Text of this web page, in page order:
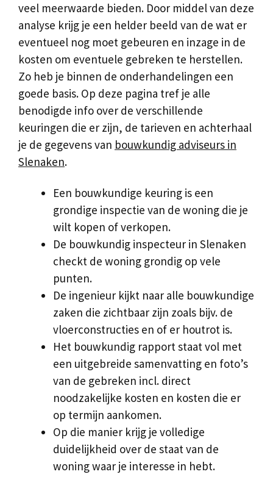
veel meerwaarde bieden. Door middel van deze
analyse krijg je een helder beeld van de wat er
eventueel nog moet gebeuren en inzage in de
kosten om eventuele gebreken te herstellen.
Zo heb je binnen de onderhandelingen een
goede basis. Op deze pagina tref je alle
benodigde info over de verschillende
keuringen die er zijn, de tarieven en achterhaal
je de gegevens van bouwkundig adviseurs in
Slenaken.
Een bouwkundige keuring is een
grondige inspectie van de woning die je
wilt kopen of verkopen.
De bouwkundig inspecteur in Slenaken
checkt de woning grondig op vele
punten.
De ingenieur kijkt naar alle bouwkundige
zaken die zichtbaar zijn zoals bijv. de
vloerconstructies en of er houtrot is.
Het bouwkundig rapport staat vol met
een uitgebreide samenvatting en foto’s
van de gebreken incl. direct
noodzakelijke kosten en kosten die er
op termijn aankomen.
Op die manier krijg je volledige
duidelijkheid over de staat van de
woning waar je interesse in hebt.